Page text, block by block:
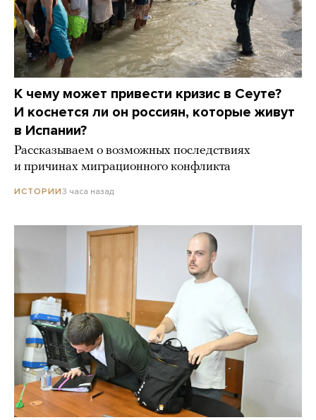
К чему может привести кризис в Сеуте?
И коснется ли он россиян, которые живут
в Испании?
Рассказываем о возможных последствиях
и причинах миграционного конфликта
ИСТОРИИ3 часа назад